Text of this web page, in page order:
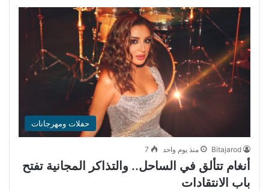
حفلات ومهرجانات
Bitajarod منذ يوم واحد 7
أنغام تتألق في الساحل.. والتذاكر المجانية تفتح
باب الانتقادات